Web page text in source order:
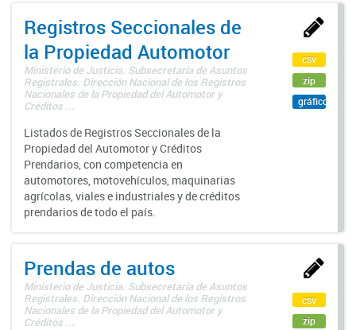
Registros Seccionales de
la Propiedad Automotor
Ministerio de Justicia. Subsecretaría de Asuntos
Registrales. Dirección Nacional de los Registros
Nacionales de la Propiedad del Automotor y
Créditos ...
Listados de Registros Seccionales de la
Propiedad del Automotor y Créditos
Prendarios, con competencia en
automotores, motovehículos, maquinarias
agrícolas, viales e industriales y de créditos
prendarios de todo el país.
csv
zip
gráfico
Prendas de autos
Ministerio de Justicia. Subsecretaría de Asuntos
Registrales. Dirección Nacional de los Registros
Nacionales de la Propiedad del Automotor y
Créditos ...
csv
zip